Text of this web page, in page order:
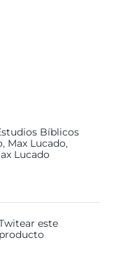
Bíblicos
, Max Lucado,
Lucado
este
producto